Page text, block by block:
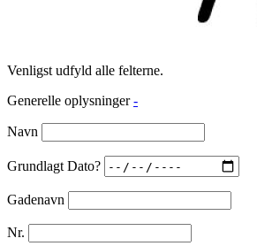
Venligst udfyld alle felterne.
Generelle oplysninger -
Navn
Grundlagt Dato?
Gadenavn
Nr.